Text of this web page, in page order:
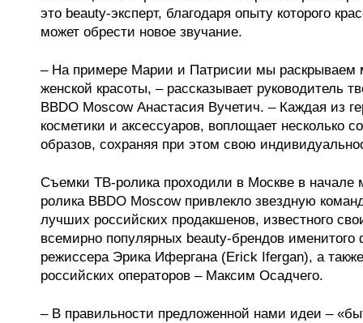
это beauty-эксперт, благодаря опыту которого
может обрести новое звучание.
– На примере Марии и Патрисии мы раскрываем
женской красоты, – рассказывает руководитель
BBDO Moscow Анастасия Вучетич. – Каждая из
косметики и аксессуаров, воплощает несколько
образов, сохраняя при этом свою
Съемки ТВ-ролика проходили в Москве в начале
ролика BBDO Moscow привлекло звездную
лучших российских продакшенов, известного
всемирно популярных beauty-брендов именитого
режиссера Эрика Ифергана (Erick Ifergan), а
российских операторов – Максим Осадчего.
– В правильности предложенной нами идеи –